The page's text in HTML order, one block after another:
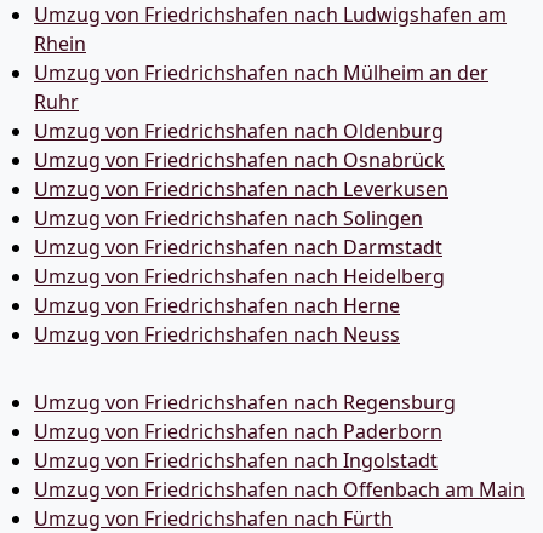
Umzug von Friedrichshafen nach Ludwigshafen am
Rhein
Umzug von Friedrichshafen nach Mülheim an der
Ruhr
Umzug von Friedrichshafen nach Oldenburg
Umzug von Friedrichshafen nach Osnabrück
Umzug von Friedrichshafen nach Leverkusen
Umzug von Friedrichshafen nach Solingen
Umzug von Friedrichshafen nach Darmstadt
Umzug von Friedrichshafen nach Heidelberg
Umzug von Friedrichshafen nach Herne
Umzug von Friedrichshafen nach Neuss
Umzug von Friedrichshafen nach Regensburg
Umzug von Friedrichshafen nach Paderborn
Umzug von Friedrichshafen nach Ingolstadt
Umzug von Friedrichshafen nach Offenbach am Main
Umzug von Friedrichshafen nach Fürth